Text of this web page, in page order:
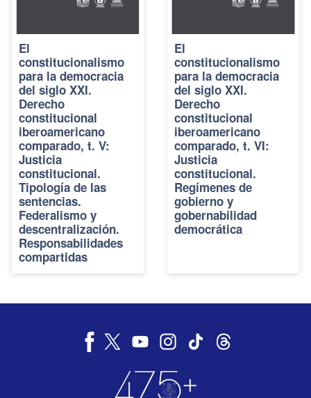
El
constitucionalismo
para la democracia
del siglo XXI.
Derecho
constitucional
iberoamericano
comparado, t. V:
Justicia
constitucional.
Tipología de las
sentencias.
Federalismo y
descentralización.
Responsabilidades
compartidas
El
constitucionalismo
para la democracia
del siglo XXI.
Derecho
constitucional
iberoamericano
comparado, t. VI:
Justicia
constitucional.
Regímenes de
gobierno y
gobernabilidad
democrática